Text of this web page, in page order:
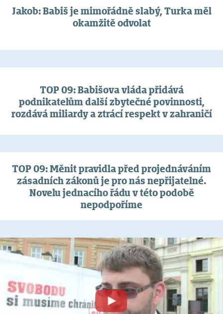
Jakob: Babiš je mimořádně slabý, Turka měl
okamžitě odvolat
TOP 09: Babišova vláda přidává
podnikatelům další zbytečné povinnosti,
rozdává miliardy a ztrácí respekt v zahraničí
TOP 09: Měnit pravidla před projednáváním
zásadních zákonů je pro nás nepřijatelné.
Novelu jednacího řádu v této podobě
nepodpoříme